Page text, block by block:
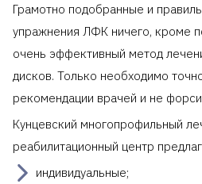
Грамотно подобранные и
упражнения ЛФК ничего, кроме
очень эффективный метод
дисков. Только необходимо
рекомендации врачей и не
Кунцевский многопрофильный
реабилитационный центр
индивидуальные;